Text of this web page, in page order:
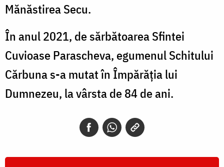
Mănăstirea Secu.
În anul 2021, de sărbătoarea Sfintei
Cuvioase Parascheva, egumenul Schitului
Cărbuna s-a mutat în Împărăția lui
Dumnezeu, la vârsta de 84 de ani.